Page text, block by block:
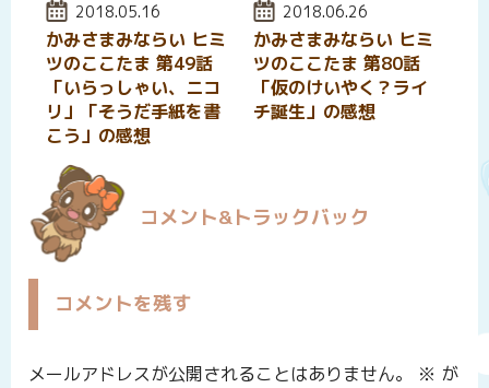
投稿日:
2018.05.16
かみさまみならい ヒミ
ツのここたま 第49話
「いらっしゃい、ニコ
リ」「そうだ手紙を書
こう」の感想
投稿日:
2018.06.26
かみさまみならい ヒミ
ツのここたま 第80話
「仮のけいやく？ライ
チ誕生」の感想
コメント&トラックバック
コメントを残す
メールアドレスが公開されることはありません。 ※ が